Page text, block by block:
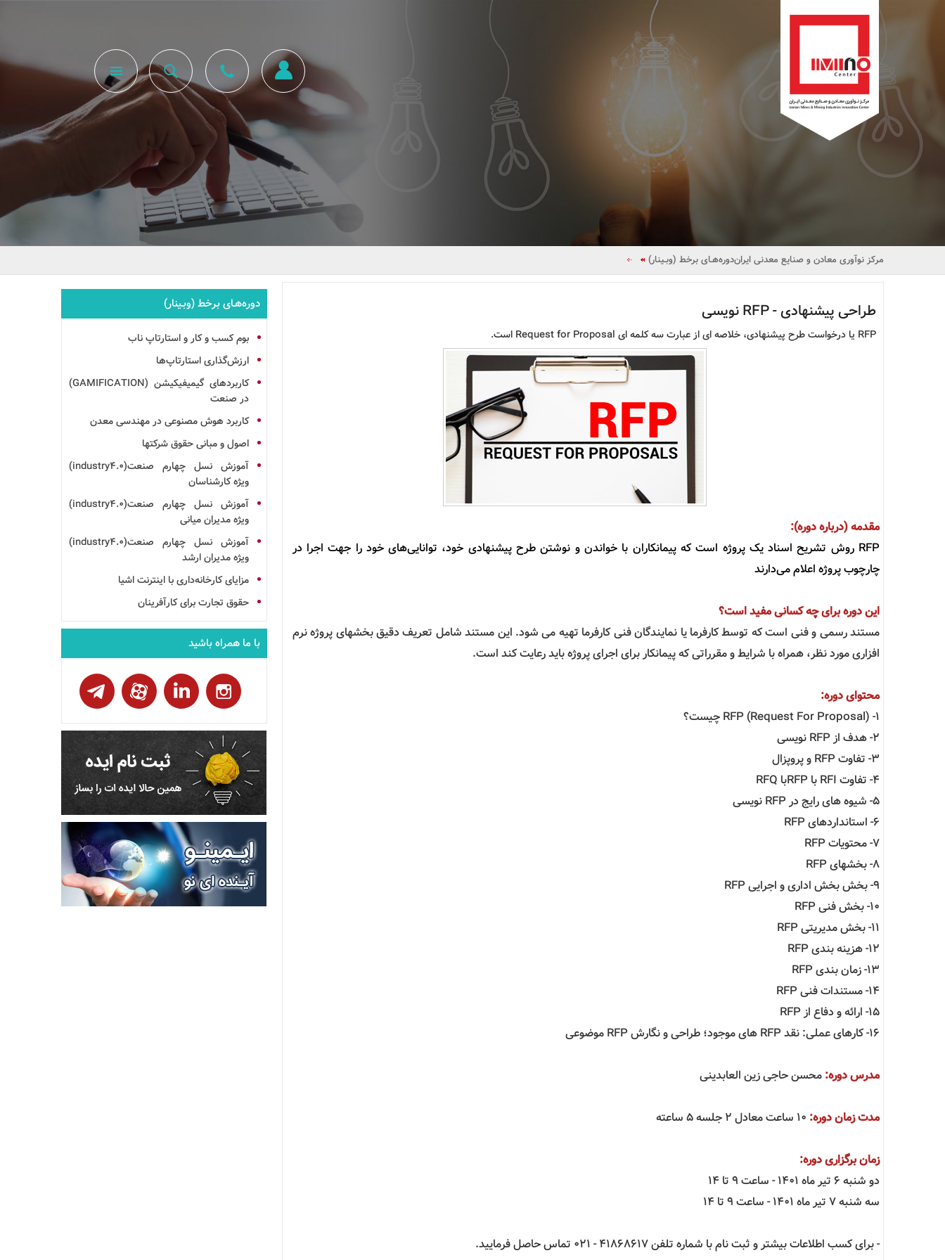
مرکز نوآوری معادن و صنایع معدنی ایراندوره‌هـای برخط (وبـینار)
طراحی پیشنهادی - RFP نویسی
RFP یا درخواست طرح پیشنهادی، خلاصه ای از عبارت سه کلمه ای Request for Proposal است.
مقدمه (درباره دوره):
RFP روش تشریح اسناد یک پروژه است که پیمانکاران با خواندن و نوشتن طرح پیشنهادی خود، تواناییهای خود را جهت اجرا در
چارچوب پروژه اعلام میدارند
این دوره برای چه کسانی مفید است؟
مستند رسمی و فنی است که توسط کارفرما یا نمایندگان فنی کارفرما تهیه می شود. این مستند شامل تعریف دقیق بخشهای پروژه نرم
افزاری مورد نظر، همراه با شرایط و مقرراتی که پیمانکار برای اجرای پروژه باید رعایت کند است.
محتوای دوره:
1- RFP (Request For Proposal) چیست؟
2- هدف از RFP نویسی
3- تفاوت RFP و پروپزال
4- تفاوت RFI با RFPبا RFQ
5- شیوه های رایج در RFP نویسی
6- استانداردهای RFP
7- محتویات RFP
8- بخشهای RFP
9- بخش بخش اداری و اجرایی RFP
10- بخش فنی RFP
11- بخش مدیریتی RFP
12- هزینه بندی RFP
13- زمان بندی RFP
14- مستندات فنی RFP
15- ارائه و دفاع از RFP
16- کارهای عملی: نقد RFP های موجود؛ طراحی و نگارش RFP موضوعی
مدرس دوره: محسن حاجی زین العابدینی
مدت زمان دوره:
زمان برگزاری دوره:
دو شنبه 6 تیر ماه ۱۴۰1 - ساعت 9 تا 14
سه شنبه 7 تیر ماه ۱۴۰1 - ساعت 9 تا 14
- برای کسب اطلاعات بیشتر و ثبت نام با شماره تلفن 41868617 - 021 تماس حاصل فرمایید.
دوره‌هـای برخط (وبـینار)
بومکسب و کار و استارتاپ ناب
ارزش‌گذاری استارتاپ‌ها
کاربردهای گیمیفیکیشن (GAMIFICATION)
در صنعت
کاربرد هوش مصنوعی در مهندسی معدن
اصول و مبانی حقوق شرکت ها
آموزش نسل چهارم صنعت(industry4.0)
ویژه کارشناسان
آموزش نسل چهارم صنعت(industry4.0)
ویژه مدیران میانی
آموزش نسل چهارم صنعت(industry4.0)
ویژه مدیران ارشد
مزایای کارخانه‌داری با اینترنت اشیا
حقوق تجارت برای کارآفرینان
با ما همراه باشید